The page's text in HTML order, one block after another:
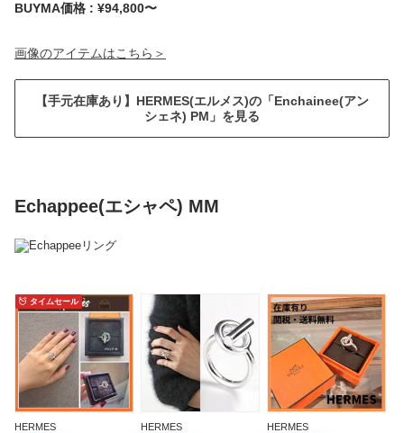
BUYMA価格 : ¥94,800〜
画像のアイテムはこちら＞
【手元在庫あり】HERMES(エルメス)の「Enchainee(アン
シェネ) PM」を見る
Echappee(エシャペ) MM
タイムセール
HERMES HERMES HERMES